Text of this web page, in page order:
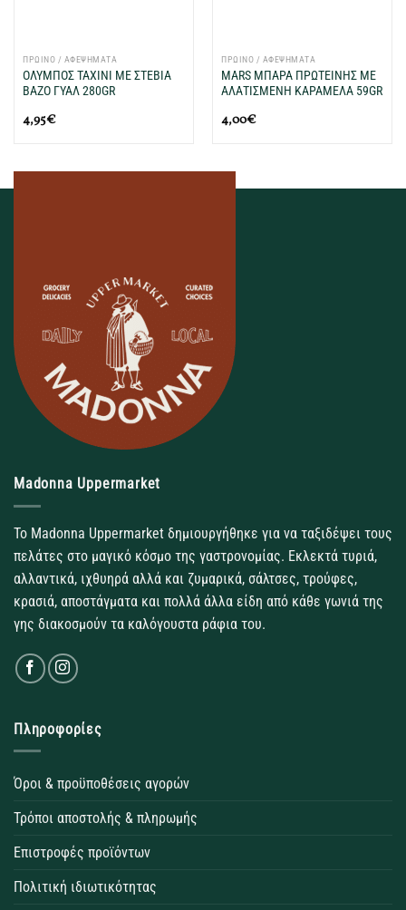
ΠΡΩΙΝΟ / ΑΦΕΨΗΜΑΤΑ
ΟΛΥΜΠΟΣ ΤΑΧΙΝΙ ΜΕ ΣΤΕΒΙΑ
ΒΑΖΟ ΓΥΑΛ 280GR
4,95€
ΠΡΩΙΝΟ / ΑΦΕΨΗΜΑΤΑ
MARS ΜΠΑΡΑ ΠΡΩΤΕΙΝΗΣ ΜΕ
ΑΛΑΤΙΣΜΕΝΗ ΚΑΡΑΜΕΛΑ 59GR
4,00€
Madonna Uppermarket
Το Madonna Uppermarket δημιουργήθηκε για να ταξιδέψει τους
πελάτες στο μαγικό κόσμο της γαστρονομίας. Εκλεκτά τυριά,
αλλαντικά, ιχθυηρά αλλά και ζυμαρικά, σάλτσες, τρούφες,
κρασιά, αποστάγματα και πολλά άλλα είδη από κάθε γωνιά της
γης διακοσμούν τα καλόγουστα ράφια του.
Πληροφορίες
Όροι & προϋποθέσεις αγορών
Τρόποι αποστολής & πληρωμής
Επιστροφές προϊόντων
Πολιτική ιδιωτικότητας